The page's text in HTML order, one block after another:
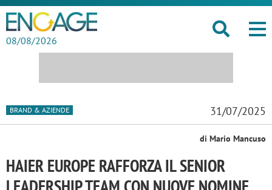
08/08/2026
BRAND & AZIENDE 31/07/2025
di Mario Mancuso
HAIER EUROPE RAFFORZA IL SENIOR